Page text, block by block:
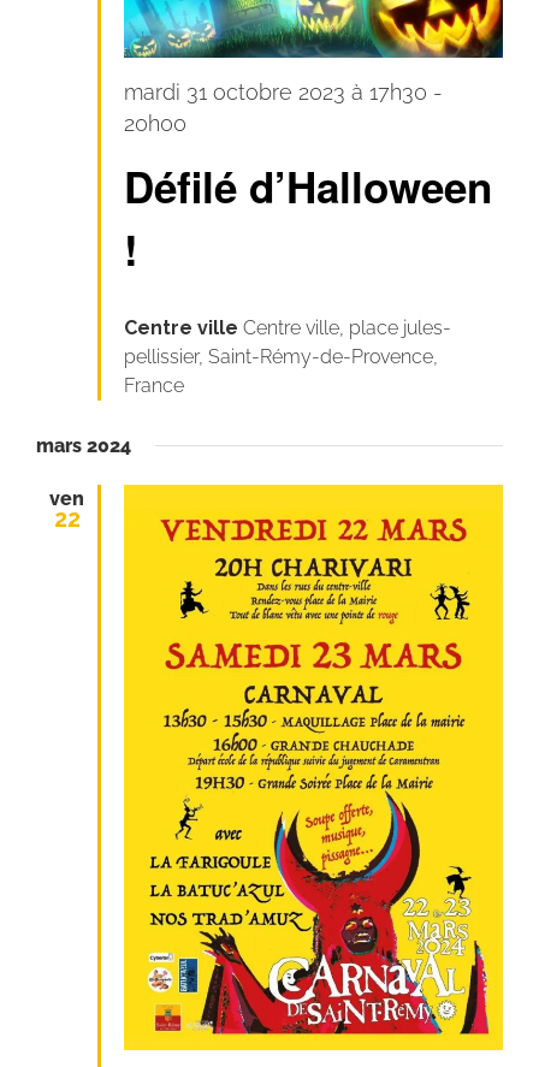
Défilé d’Halloween
!
mardi 31 octobre 2023 à 17h30 -
20h00
Centre villeCentre ville, place jules-
pellissier, Saint-Rémy-de-Provence,
France
mars 2024
ven
22